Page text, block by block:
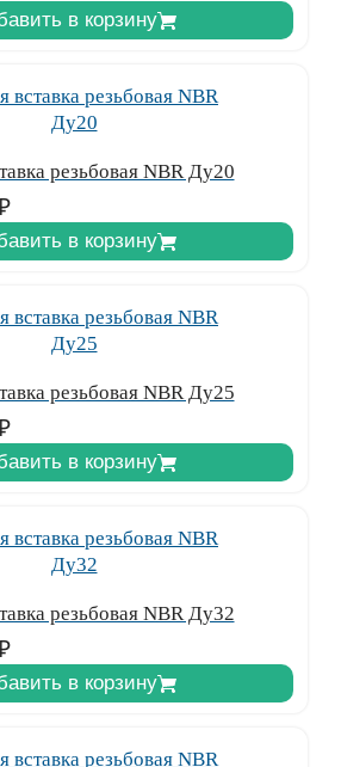
в корзину
резьбовая NBR Ду20
в корзину
резьбовая NBR Ду25
в корзину
резьбовая NBR Ду32
в корзину